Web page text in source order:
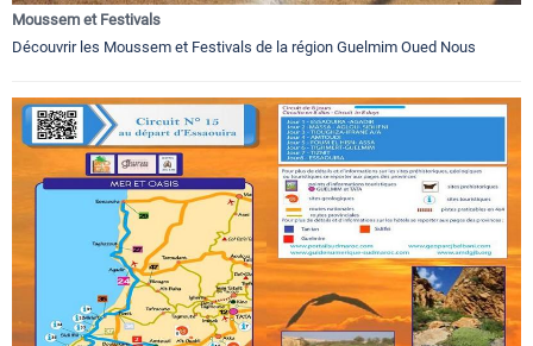
Moussem et Festivals
Découvrir les Moussem et Festivals de la région Guelmim Oued Nous